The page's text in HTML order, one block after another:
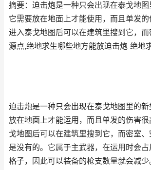
摘要：迫击炮是一种只会出现在泰戈地图
它需要放在地面上才能使用，而且单发
进入泰戈地图后可以在建筑里搜到它，
源点,绝地求生哪些地方能放迫击炮 绝地
迫击炮是一种只会出现在泰戈地图里的
放在地面上才能运用，而且单发的伤害
戈地图后可以在建筑里搜到它，而密室
是没有的。它属于主武器，在运用时会
格子，因此可以装备的枪支数量就会减